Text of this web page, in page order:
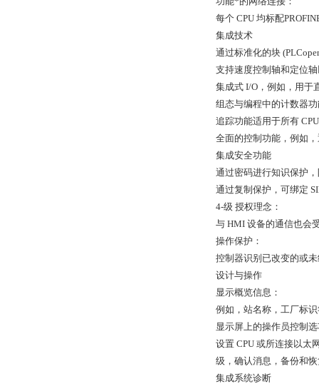
每个 CPU 均标配
集成技术
通过标准化的块
支持速度控制轴和定位
集成式 I/O，例如，用于
组态与编程中的计数器
追踪功能适用于所有
全面的控制功能，例如
集成安全功能
通过密码进行知识保护
通过复制保护，可绑定
4-级 授权理念：
与 HMI 设备的通信也会
操作保护：
控制器识别已改变的或
设计与操作
显示概览信息：
例如，站名称，工厂标
显示屏上的操作员控制
设置 CPU 或所连接以太
级，确认消息，备份和
集成系统诊断